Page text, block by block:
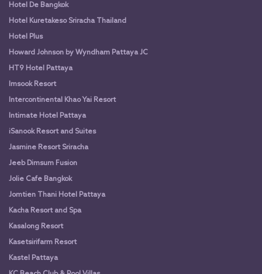
Hotel De Bangkok
Hotel Kuretakeso Sriracha Thailand
Hotel Plus
Howard Johnson by Wyndham Pattaya JC
HT9 Hotel Pattaya
Imsook Resort
Intercontinental Khao Yai Resort
Intimate Hotel Pattaya
iSanook Resort and Suites
Jasmine Resort Sriracha
Jeeb Dimsum Fusion
Jolie Cafe Bangkok
Jomtien Thani Hotel Pattaya
Kacha Resort and Spa
Kasalong Resort
Kasetsirifarm Resort
Kastel Pattaya